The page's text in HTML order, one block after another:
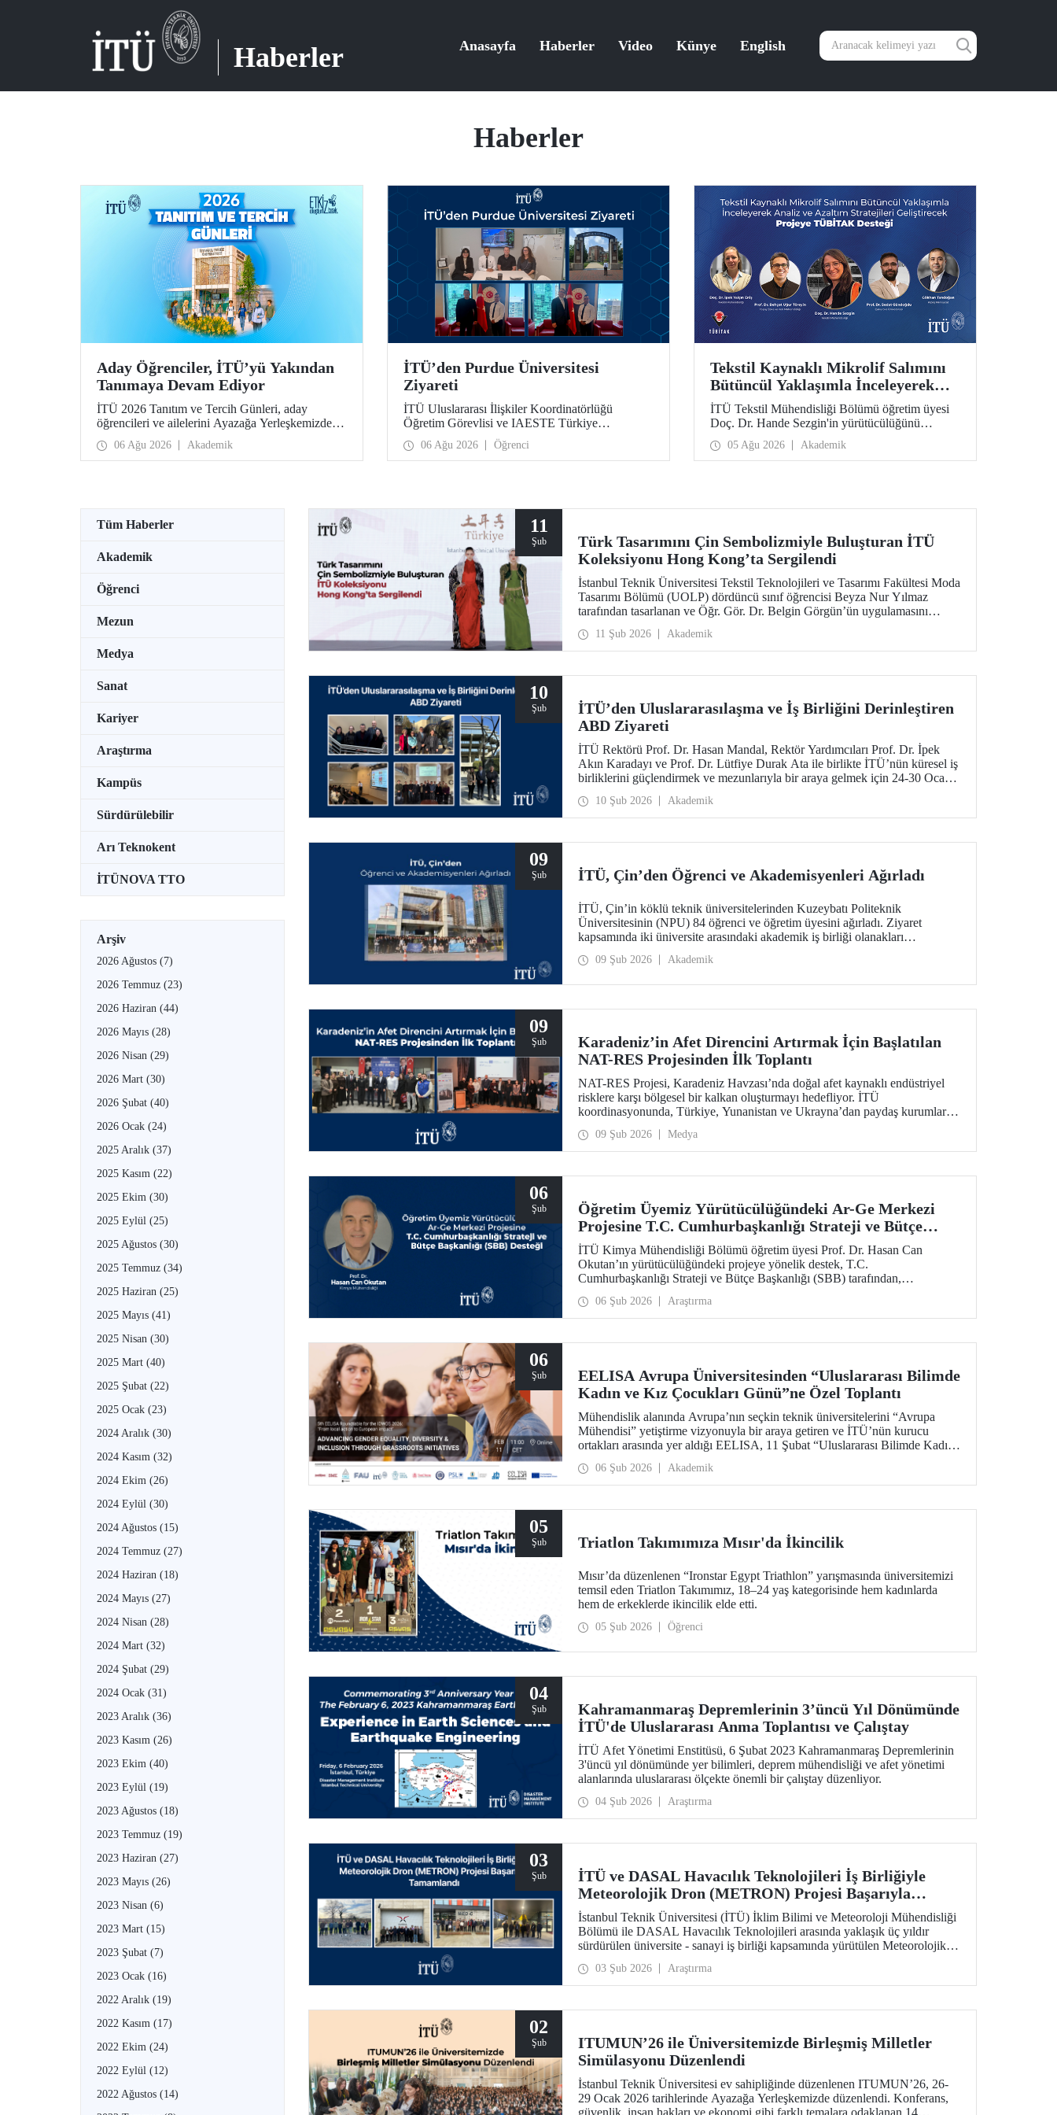
Haberler Anasayfa Haberler Video Künye English
Haberler
Aday Öğrenciler, İTÜ’yü Yakından
Tanımaya Devam Ediyor
İTÜ 2026 Tanıtım ve Tercih Günleri, aday
öğrencileri ve ailelerini Ayazağa Yerleşkemizde
ağırlamaya devam ediyor. Tanıtım ve Tercih
Günleri 7 Ağustos’ta tamamlanacak, ilgili fakülte
ve birimler adaylara bilgi vermeye devam edecek.
06 Ağu 2026 Akademik
İTÜ’den Purdue Üniversitesi
Ziyareti
İTÜ Uluslararası İlişkiler Koordinatörlüğü
Öğretim Görevlisi ve IAESTE Türkiye
Sorumlusu Cahit Okan, akademik ilişkileri ve iş
birliğini geliştirmek amacıyla 20-27 Temmuz
tarihlerinde ABD’de dünyanın önde gelen
06 Ağu 2026 Öğrenci
Tekstil Kaynaklı Mikrolif Salımını
Bütüncül Yaklaşımla İnceleyerek
Analiz ve Azaltım Stratejileri
Geliştirecek Projeye TÜBİTAK
Desteği
İTÜ Tekstil Mühendisliği Bölümü öğretim üyesi
Doç. Dr. Hande Sezgin'in yürütücülüğünü
üstlendiği “Sürdürülebilir Pamuk ve Polyester
Esaslı Tekstil Ürünlerinde Kullanım Koşullarına
Bağlı Mikrolif Salımı: Aşınma, UV Maruziyeti ve
proje, TÜBİTAK 2515 – COST Aksiyon Üyeleri
desteklenmeye hak kazandı.
05 Ağu 2026 Akademik
Tüm Haberler
Akademik
Öğrenci
Mezun
Medya
Sanat
Kariyer
Araştırma
Kampüs
Sürdürülebilir
Arı Teknokent
İTÜNOVA TTO
Arşiv
2026 Ağustos (7)
2026 Temmuz (23)
2026 Haziran (44)
2026 Mayıs (28)
2026 Nisan (29)
2026 Mart (30)
2026 Şubat (40)
2026 Ocak (24)
2025 Aralık (37)
2025 Kasım (22)
2025 Ekim (30)
2025 Eylül (25)
2025 Ağustos (30)
2025 Temmuz (34)
2025 Haziran (25)
2025 Mayıs (41)
2025 Nisan (30)
2025 Mart (40)
2025 Şubat (22)
2025 Ocak (23)
2024 Aralık (30)
2024 Kasım (32)
2024 Ekim (26)
2024 Eylül (30)
2024 Ağustos (15)
2024 Temmuz (27)
2024 Haziran (18)
2024 Mayıs (27)
2024 Nisan (28)
2024 Mart (32)
2024 Şubat (29)
2024 Ocak (31)
2023 Aralık (36)
2023 Kasım (26)
2023 Ekim (40)
2023 Eylül (19)
2023 Ağustos (18)
2023 Temmuz (19)
2023 Haziran (27)
2023 Mayıs (26)
2023 Nisan (6)
2023 Mart (15)
2023 Şubat (7)
2023 Ocak (16)
2022 Aralık (19)
2022 Kasım (17)
2022 Ekim (24)
2022 Eylül (12)
2022 Ağustos (14)
11
Şub
Türk Tasarımını Çin Sembolizmiyle Buluşturan İTÜ
Koleksiyonu Hong Kong’ta Sergilendi
İstanbul Teknik Üniversitesi Tekstil Teknolojileri ve Tasarımı Fakültesi Moda
Tasarımı Bölümü (UOLP) dördüncü sınıf öğrencisi Beyza Nur Yılmaz
tarafından tasarlanan ve Öğr. Gör. Dr. Belgin Görgün’ün uygulamasını
Fashion Gala 2025” kapsamında sergilenmeye hak kazandı. Koleksiyon,
The Hong Kong Polytechnic University (PolyU) ev sahipliğinde düzenlenen
11 Şub 2026 Akademik
10
Şub
İTÜ’den Uluslararasılaşma ve İş Birliğini Derinleştiren
ABD Ziyareti
İTÜ Rektörü Prof. Dr. Hasan Mandal, Rektör Yardımcıları Prof. Dr. İpek
Akın Karadayı ve Prof. Dr. Lütfiye Durak Ata ile birlikte İTÜ’nün küresel iş
birliklerini güçlendirmek ve mezunlarıyla bir araya gelmek için 24-30 Ocak
10 Şub 2026 Akademik
09
Şub İTÜ, Çin’den Öğrenci ve Akademisyenleri Ağırladı
İTÜ, Çin’in köklü teknik üniversitelerinden Kuzeybatı Politeknik
Üniversitesinin (NPU) 84 öğrenci ve öğretim üyesini ağırladı. Ziyaret
kapsamında iki üniversite arasındaki akademik iş birliği olanakları
09 Şub 2026 Akademik
09
Şub
Karadeniz’in Afet Direncini Artırmak İçin Başlatılan
NAT-RES Projesinden İlk Toplantı
NAT-RES Projesi, Karadeniz Havzası’nda doğal afet kaynaklı endüstriyel
risklere karşı bölgesel bir kalkan oluşturmayı hedefliyor. İTÜ
koordinasyonunda, Türkiye, Yunanistan ve Ukrayna’dan paydaş kurumların
Ayazağa Yerleşkemizde yapıldı.
09 Şub 2026 Medya
06
Şub
Öğretim Üyemiz Yürütücülüğündeki Ar-Ge Merkezi
Projesine T.C. Cumhurbaşkanlığı Strateji ve Bütçe
Başkanlığı (SBB) Desteği
İTÜ Kimya Mühendisliği Bölümü öğretim üyesi Prof. Dr. Hasan Can
Okutan’ın yürütücülüğündeki projeye yönelik destek, T.C.
Cumhurbaşkanlığı Strateji ve Bütçe Başkanlığı (SBB) tarafından,
sahip olacak Teknolojik Araştırma Laboratuvar Binası’nın yapımı onaylandı.
06 Şub 2026 Araştırma
06
Şub
EELISA Avrupa Üniversitesinden “Uluslararası Bilimde
Kadın ve Kız Çocukları Günü”ne Özel Toplantı
Mühendislik alanında Avrupa’nın seçkin teknik üniversitelerini “Avrupa
Mühendisi” yetiştirme vizyonuyla bir araya getiren ve İTÜ’nün kurucu
ortakları arasında yer aldığı EELISA, 11 Şubat “Uluslararası Bilimde Kadın
06 Şub 2026 Akademik
05
Şub Triatlon Takımımıza Mısır'da İkincilik
Mısır’da düzenlenen “Ironstar Egypt Triathlon” yarışmasında üniversitemizi
temsil eden Triatlon Takımımız, 18–24 yaş kategorisinde hem kadınlarda
hem de erkeklerde ikincilik elde etti.
05 Şub 2026 Öğrenci
04
Şub
Kahramanmaraş Depremlerinin 3’üncü Yıl Dönümünde
İTÜ'de Uluslararası Anma Toplantısı ve Çalıştay
İTÜ Afet Yönetimi Enstitüsü, 6 Şubat 2023 Kahramanmaraş Depremlerinin
3'üncü yıl dönümünde yer bilimleri, deprem mühendisliği ve afet yönetimi
alanlarında uluslararası ölçekte önemli bir çalıştay düzenliyor.
04 Şub 2026 Araştırma
03
Şub
İTÜ ve DASAL Havacılık Teknolojileri İş Birliğiyle
Meteorolojik Dron (METRON) Projesi Başarıyla
Tamamlandı
İstanbul Teknik Üniversitesi (İTÜ) İklim Bilimi ve Meteoroloji Mühendisliği
Bölümü ile DASAL Havacılık Teknolojileri arasında yaklaşık üç yıldır
sürdürülen üniversite - sanayi iş birliği kapsamında yürütülen Meteorolojik
yönelik teorik ve uygulamalı eğitimler 26-30 Ocak arasında gerçekleştirildi.
03 Şub 2026 Araştırma
02
Şub
ITUMUN’26 ile Üniversitemizde Birleşmiş Milletler
Simülasyonu Düzenlendi
İstanbul Teknik Üniversitesi ev sahipliğinde düzenlenen ITUMUN’26, 26-
29 Ocak 2026 tarihlerinde Ayazağa Yerleşkemizde düzenlendi. Konferans,
güvenlik, insan hakları ve ekonomi gibi farklı temalara odaklanan 14